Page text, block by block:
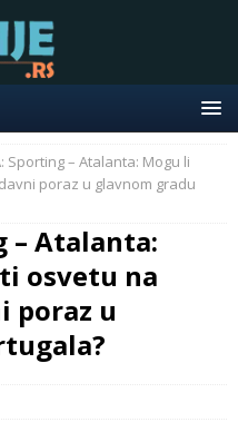
Sporting – Atalanta: Mogu li
poraz u glavnom gradu
– Atalanta:
osvetu na
poraz u